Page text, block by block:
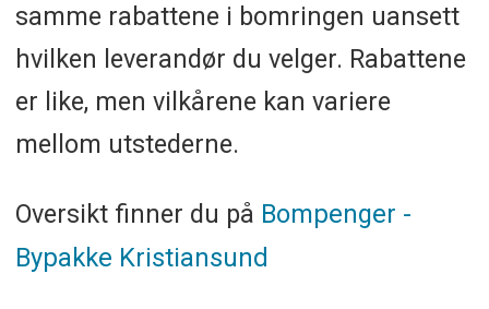
samme rabattene i bomringen uansett
hvilken leverandør du velger. Rabattene
er like, men vilkårene kan variere
mellom utstederne.
Oversikt finner du på Bompenger -
Bypakke Kristiansund